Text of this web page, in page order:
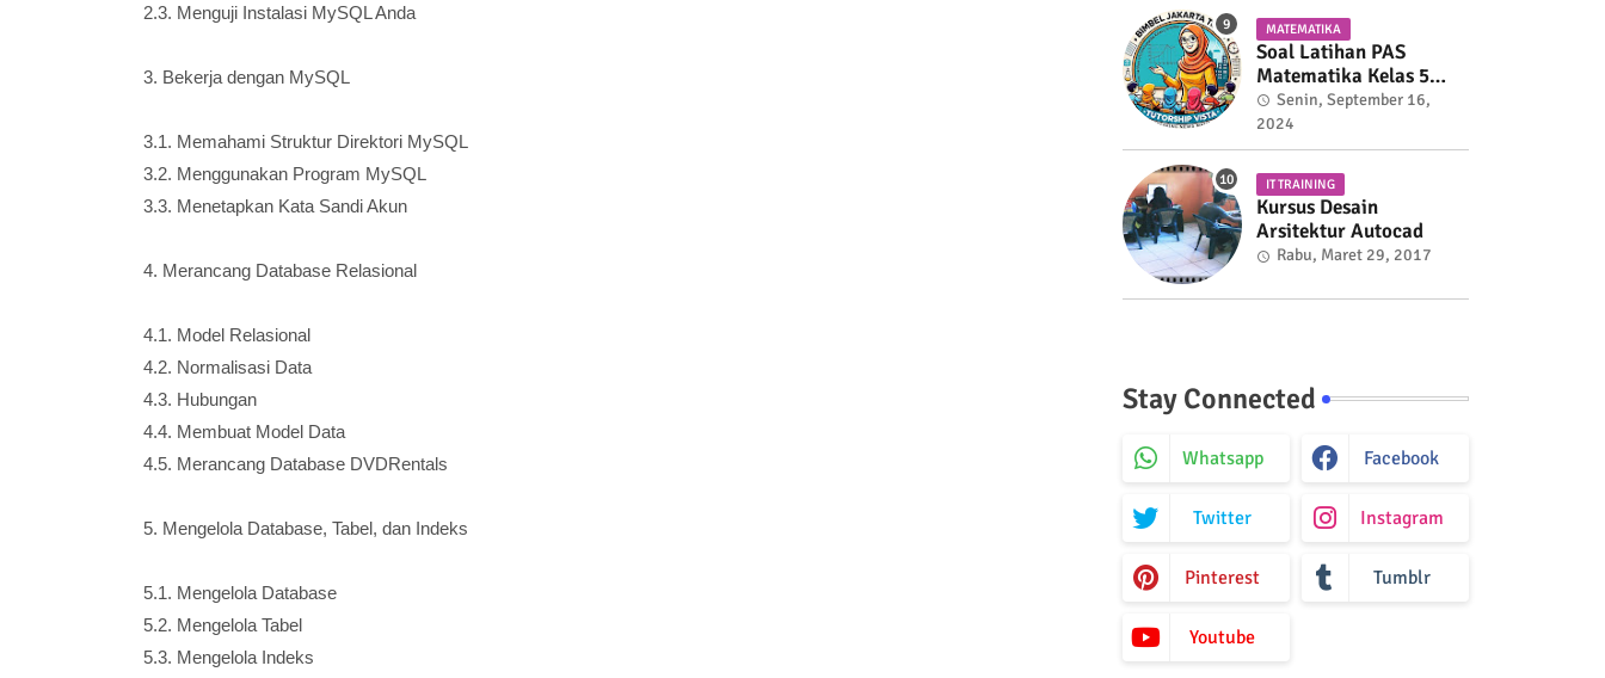
2.3. Menguji Instalasi MySQL Anda
3. Bekerja dengan MySQL
3.1. Memahami Struktur Direktori MySQL
3.2. Menggunakan Program MySQL
3.3. Menetapkan Kata Sandi Akun
4. Merancang Database Relasional
4.1. Model Relasional
4.2. Normalisasi Data
4.3. Hubungan
4.4. Membuat Model Data
4.5. Merancang Database DVDRentals
5. Mengelola Database, Tabel, dan Indeks
5.1. Mengelola Database
5.2. Mengelola Tabel
5.3. Mengelola Indeks
MATEMATIKA
Soal Latihan PAS
Matematika Kelas 5
Semester 2
Senin, September 16,
2024
IT TRAINING
Kursus Desain
Arsitektur Autocad
Rabu, Maret 29, 2017
Stay Connected
Whatsapp Facebook
Twitter Instagram
Pinterest Tumblr
Youtube